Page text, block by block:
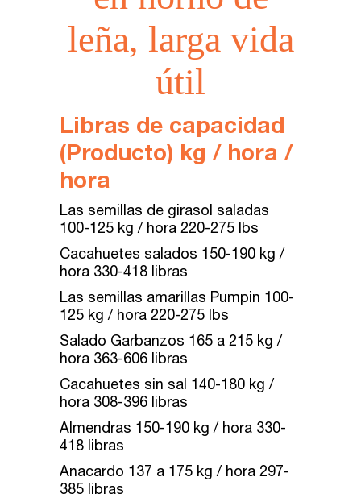
leña, larga vida
útil
Libras de capacidad
(Producto) kg / hora /
hora
Las semillas de girasol saladas
100-125 kg / hora 220-275 lbs
Cacahuetes salados 150-190 kg /
hora 330-418 libras
Las semillas amarillas Pumpin 100-
125 kg / hora 220-275 lbs
Salado Garbanzos 165 a 215 kg /
hora 363-606 libras
Cacahuetes sin sal 140-180 kg /
hora 308-396 libras
Almendras 150-190 kg / hora 330-
418 libras
Anacardo 137 a 175 kg / hora 297-
385 libras